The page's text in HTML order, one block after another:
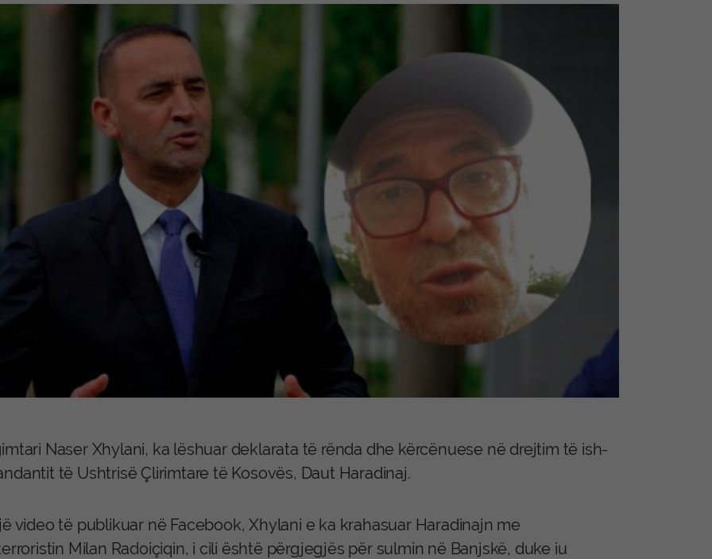
Naser Xhylani, ka lëshuar deklarata të rënda dhe kërcënuese në drejtim të ish-
të Ushtrisë Çlirimtare të Kosovës, Daut Haradinaj.
video të publikuar në Facebook, Xhylani e ka krahasuar Haradinajn me
Milan Radoiçiqin, i cili është përgjegjës për sulmin në Banjskë, duke iu